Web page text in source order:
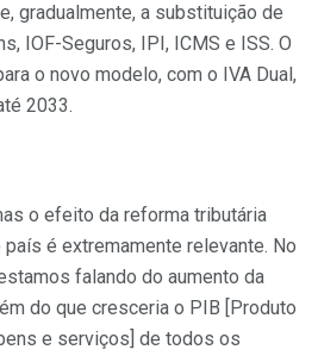
gradualmente, a substituição de
IOF-Seguros, IPI, ICMS e ISS. O
o novo modelo, com o IVA Dual,
2033.
o efeito da reforma tributária
é extremamente relevante. No
falando do aumento da
do que cresceria o PIB [Produto
e serviços] de todos os